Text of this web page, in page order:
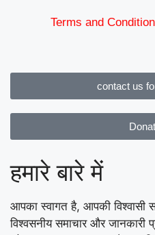
Terms and Condition
contact us
हमारे बारे में
आपका स्वागत है, आपकी विश्वासी
विश्वसनीय समाचार और जानकारी